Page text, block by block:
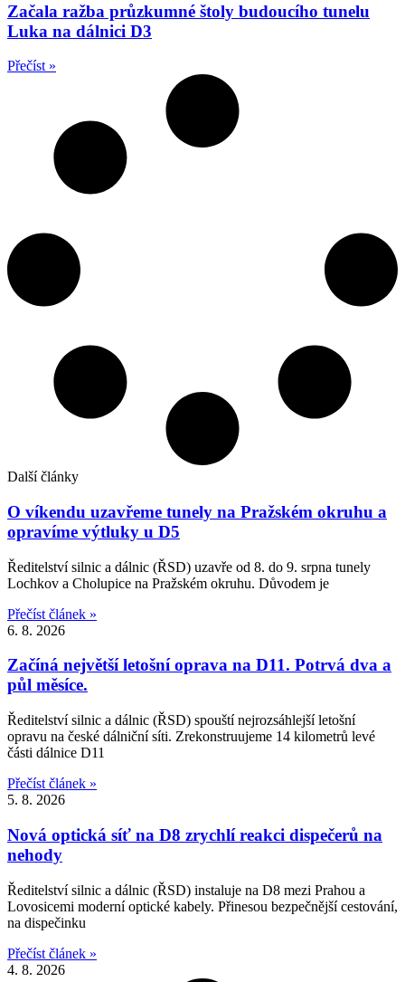
Začala ražba průzkumné štoly budoucího tunelu
Luka na dálnici D3
Přečíst »
Další články
O víkendu uzavřeme tunely na Pražském okruhu a
opravíme výtluky u D5
Ředitelství silnic a dálnic (ŘSD) uzavře od 8. do 9. srpna tunely
Lochkov a Cholupice na Pražském okruhu. Důvodem je
Přečíst článek »
6. 8. 2026
Začíná největší letošní oprava na D11. Potrvá dva a
půl měsíce.
Ředitelství silnic a dálnic (ŘSD) spouští nejrozsáhlejší letošní
opravu na české dálniční síti. Zrekonstruujeme 14 kilometrů levé
části dálnice D11
Přečíst článek »
5. 8. 2026
Nová optická síť na D8 zrychlí reakci dispečerů na
nehody
Ředitelství silnic a dálnic (ŘSD) instaluje na D8 mezi Prahou a
Lovosicemi moderní optické kabely. Přinesou bezpečnější cestování,
na dispečinku
Přečíst článek »
4. 8. 2026